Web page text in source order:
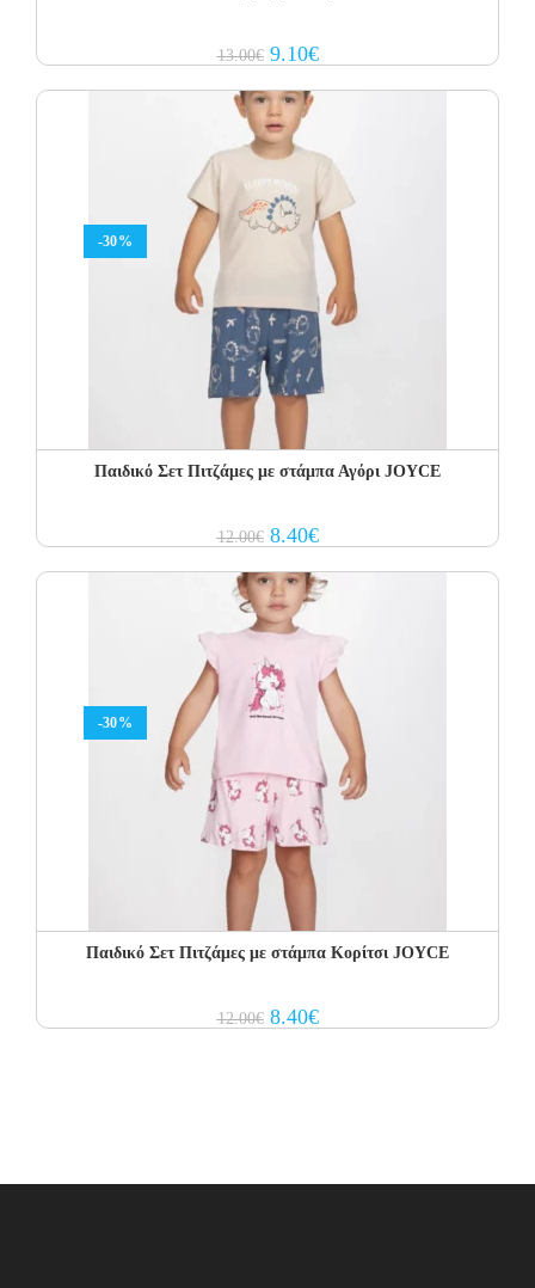
13.00€ Original
price
13.00€.
9.10€Current
price
-30%
Παιδικό Σετ Πιτζάμες με στάμπα Αγόρι JOYCE
12.00€ Original
price
12.00€.
8.40€Current
price
8.40€.
-30%
Παιδικό Σετ Πιτζάμες με στάμπα Κορίτσι JOYCE
12.00€ Original
price
8.40€Current
price